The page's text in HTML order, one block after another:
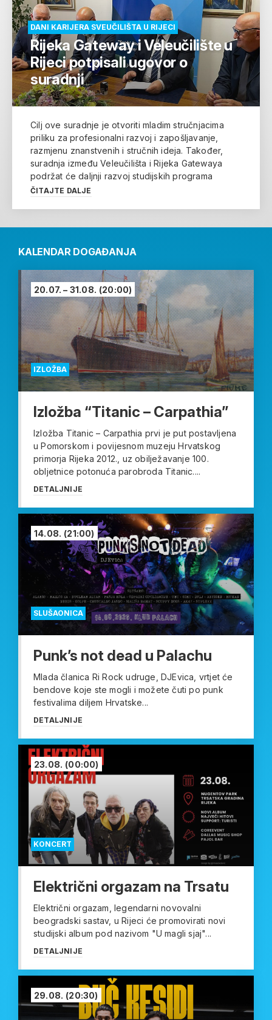
DANI KARIJERA SVEUČILIŠTA U RIJECI
Rijeka Gateway i Veleučilište u
Rijeci potpisali ugovor o
suradnji
Cilj ove suradnje je otvoriti mladim stručnjacima
priliku za profesionalni razvoj i zapošljavanje,
razmjenu znanstvenih i stručnih ideja. Također,
suradnja između Veleučilišta i Rijeka Gatewaya
podržat će daljnji razvoj studijskih programa
ČITAJTE DALJE
KALENDAR DOGAĐANJA
IZLOŽBA
20.07. – 31.08. (20:00)
Izložba “Titanic – Carpathia”
Izložba Titanic – Carpathia prvi je put postavljena
u Pomorskom i povijesnom muzeju Hrvatskog
primorja Rijeka 2012., uz obilježavanje 100.
obljetnice potonuća parobroda Titanic....
DETALJNIJE
SLUŠAONICA
14.08. (21:00)
Punk’s not dead u Palachu
Mlada članica Ri Rock udruge, DJEvica, vrtjet će
bendove koje ste mogli i možete čuti po punk
festivalima diljem Hrvatske...
DETALJNIJE
KONCERT
23.08. (00:00)
Električni orgazam na Trsatu
Električni orgazam, legendarni novovalni
beogradski sastav, u Rijeci će promovirati novi
studijski album pod nazivom "U magli sjaj"...
DETALJNIJE
29.08. (20:30)